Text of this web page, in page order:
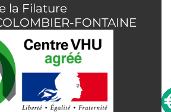
la Filature
FONTAINE